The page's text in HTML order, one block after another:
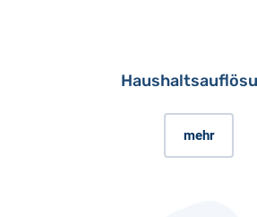
mehr